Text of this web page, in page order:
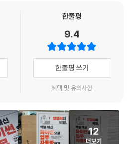
토리에서 주피터 노트북 실행하기
파이썬으로 쉽고 빠르게 자동화할 수 있는
를 잃고 지쳐 그만두는 경우가 많습니다.
기초 지식만을 골라 실제로 활용할 수 있
니다. 파이썬을 처음 접하는 초보자도 실
를 통해 끝까지 흥미를 잃지 않고 완주할
함수를 1:1로 설명해 쉽게 이해 가능!
는 업무는 비슷합니다. 여러 셀의 데이터를
한줄평
9.4
한줄평 쓰기
혜택 및 유의사항
12
더보기